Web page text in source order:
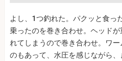
よし、1つ釣れた。パクッと食っ
乗ったのを巻き合わせ。ヘッド
れてしまうので巻き合わせ。ワ
のもあって、水圧を感じながら